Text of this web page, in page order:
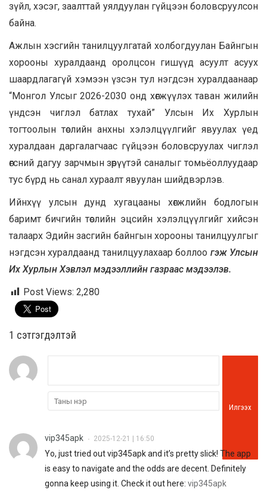
зүйл, хэсэг, заалттай уялдуулан гүйцээн боловсруулсон
байна.
Ажлын хэсгийн танилцуулгатай холбогдуулан Байнгын
хорооны хуралдаанд оролцсон гишүүд асуулт асуух
шаардлагагүй хэмээн үзсэн тул нэгдсэн хуралдаанаар
“Монгол Улсыг 2026-2030 онд хөгжүүлэх таван жилийн
үндсэн чиглэл батлах тухай” Улсын Их Хурлын
тогтоолын төслийн анхны хэлэлцүүлгийг явуулах үед
хуралдаан даргалагчаас гүйцээн боловсруулах чиглэл
өгсний дагуу зарчмын зөрүүтэй саналыг томьёоллуудаар
тус бүрд нь санал хураалт явуулан шийдвэрлэв.
Ийнхүү улсын дунд хугацааны хөгжлийн бодлогын
баримт бичгийн төслийн эцсийн хэлэлцүүлгийг хийсэн
талаарх Эдийн засгийн байнгын хорооны танилцуулгыг
нэгдсэн хуралдаанд танилцуулахаар боллоо гэж Улсын
Их Хурлын Хэвлэл мэдээллийн газраас мэдээлэв.
Post Views: 2,280
1 сэтгэгдэлтэй
Илгээх
vip345apk • 2025-12-21 | 16:50
Yo, just tried out vip345apk and it’s pretty slick! The app
is easy to navigate and the odds are decent. Definitely
gonna keep using it. Check it out here: vip345apk